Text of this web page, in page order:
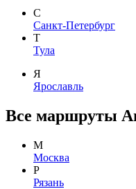
С
Санкт-Петербург
Т
Тула
Я
Ярославль
Все маршруты
М
Москва
Р
Рязань